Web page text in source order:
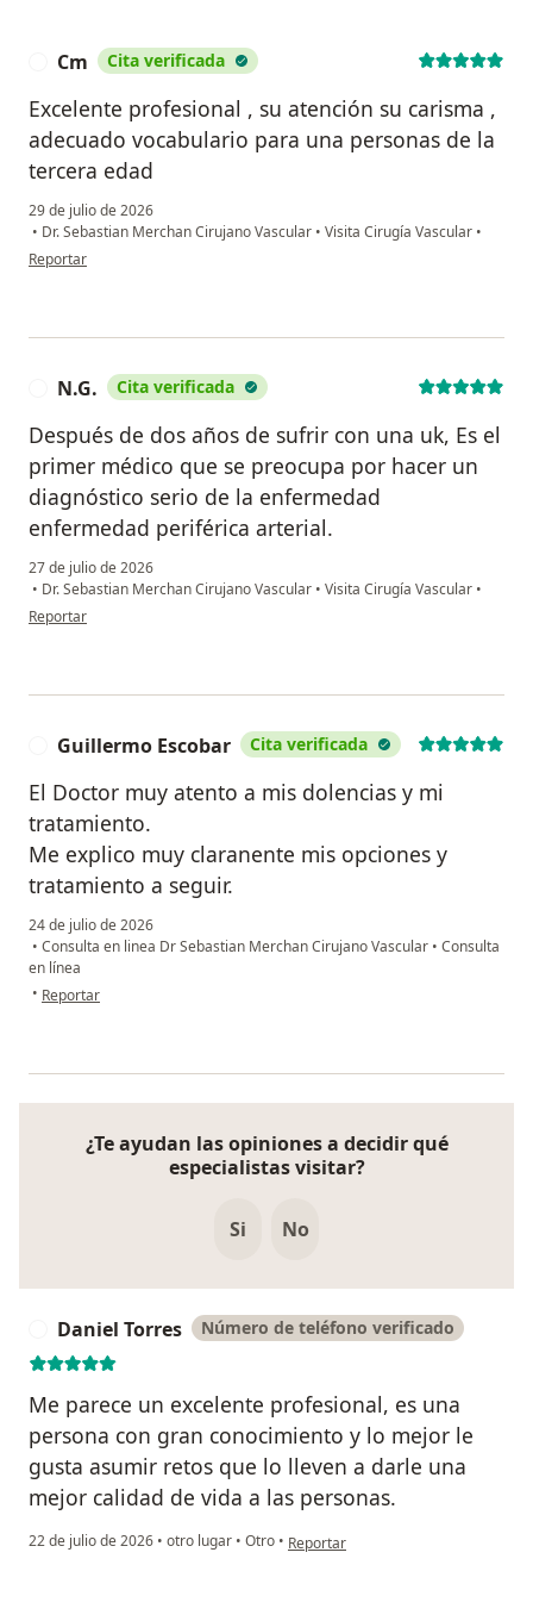
Cm Cita verificada
Excelente profesional , su atención su carisma ,
adecuado vocabulario para una personas de la
tercera edad
29 de julio de 2026
• Dr. Sebastian Merchan Cirujano Vascular • Visita Cirugía Vascular •
en opinión del usuario Cm
Reportar
N.G. Cita verificada
Después de dos años de sufrir con una uk, Es el
primer médico que se preocupa por hacer un
diagnóstico serio de la enfermedad
enfermedad periférica arterial.
27 de julio de 2026
• Dr. Sebastian Merchan Cirujano Vascular • Visita Cirugía Vascular •
en opinión del usuario N.G.
Reportar
Guillermo Escobar Cita verificada
El Doctor muy atento a mis dolencias y mi
tratamiento.
Me explico muy claranente mis opciones y
tratamiento a seguir.
24 de julio de 2026
• Consulta en linea Dr Sebastian Merchan Cirujano Vascular • Consulta
en línea
• en opinión del usuario Guillermo Escobar
Reportar
¿Te ayudan las opiniones a decidir qué
especialistas visitar?
Si No
Daniel Torres Número de teléfono verificado
Me parece un excelente profesional, es una
persona con gran conocimiento y lo mejor le
gusta asumir retos que lo lleven a darle una
mejor calidad de vida a las personas.
22 de julio de 2026 • otro lugar • Otro • en opinión del usuario Daniel Torres
Reportar